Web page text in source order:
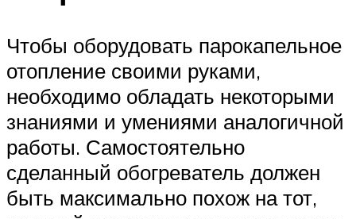
Чтобы оборудовать парокапельное
отопление своими руками,
необходимо обладать некоторыми
знаниями и умениями аналогичной
работы. Самостоятельно
сделанный обогреватель должен
быть максимально похож на тот,